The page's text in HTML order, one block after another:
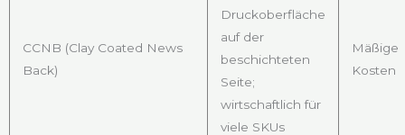
CCNB (Clay Coated News
Back)
Druckoberfläche
auf der
beschichteten
Seite;
wirtschaftlich für
viele SKUs
Mäßige
Kosten